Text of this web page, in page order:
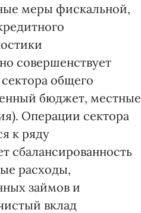
меры фискальной,
совершенствует
общего
бюджет, местные
Операции сектора
к ряду
сбалансированность
расходы,
займов и
вклад